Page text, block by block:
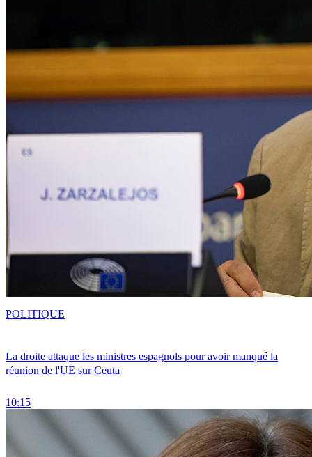
La droite attaque les ministres espagnols pour avoir manqué la
réunion de l'UE sur Ceuta
10:15
POLITIQUE